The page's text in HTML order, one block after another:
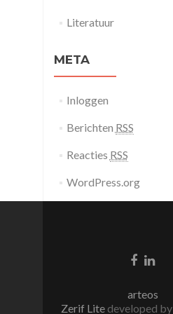
Literatuur
META
Inloggen
Berichten RSS
Reacties RSS
WordPress.org
arteos
Zerif Lite developed by